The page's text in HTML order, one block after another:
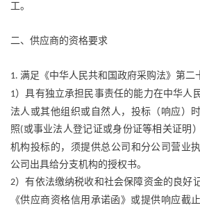
工。
二、供应商的资格要求
1. 满足《中华人民共和国政府采购法》第二
1）具有独立承担民事责任的能力在中华人
法人或其他组织或自然人，投标（响应）
照(或事业法人登记证或身份证等相关证明
机构投标的，须提供总公司和分公司营业
公司出具给分支机构的授权书。
2）有依法缴纳税收和社会保障资金的良好
《供应商资格信用承诺函》或提供响应截